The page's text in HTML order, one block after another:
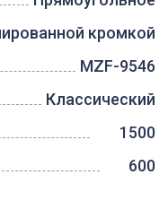
кромкой
MZF-9546
Классический
1500
600